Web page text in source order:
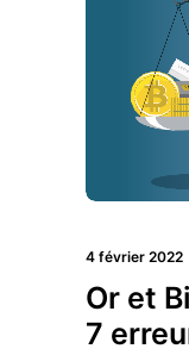
4 février 2022
Or et
7